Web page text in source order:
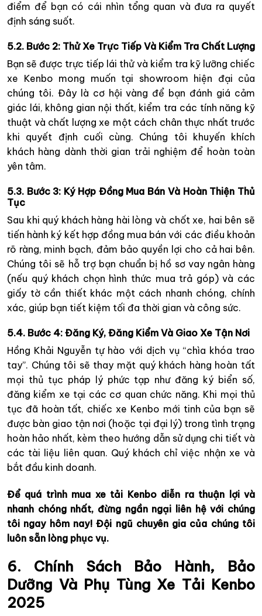
điểm để bạn có cái nhìn tổng quan và đưa ra quyết
định sáng suốt.
5.2. Bước 2: Thử Xe Trực Tiếp Và Kiểm Tra Chất Lượng
Bạn sẽ được trực tiếp lái thử và kiểm tra kỹ lưỡng chiếc
xe Kenbo mong muốn tại showroom hiện đại của
chúng tôi. Đây là cơ hội vàng để bạn đánh giá cảm
giác lái, không gian nội thất, kiểm tra các tính năng kỹ
thuật và chất lượng xe một cách chân thực nhất trước
khi quyết định cuối cùng. Chúng tôi khuyến khích
khách hàng dành thời gian trải nghiệm để hoàn toàn
yên tâm.
5.3. Bước 3: Ký Hợp Đồng Mua Bán Và Hoàn Thiện Thủ
Tục
Sau khi quý khách hàng hài lòng và chốt xe, hai bên sẽ
tiến hành ký kết hợp đồng mua bán với các điều khoản
rõ ràng, minh bạch, đảm bảo quyền lợi cho cả hai bên.
Chúng tôi sẽ hỗ trợ bạn chuẩn bị hồ sơ vay ngân hàng
(nếu quý khách chọn hình thức mua trả góp) và các
giấy tờ cần thiết khác một cách nhanh chóng, chính
xác, giúp bạn tiết kiệm tối đa thời gian và công sức.
5.4. Bước 4: Đăng Ký, Đăng Kiểm Và Giao Xe Tận Nơi
Hồng Khải Nguyễn tự hào với dịch vụ “chìa khóa trao
tay”. Chúng tôi sẽ thay mặt quý khách hàng hoàn tất
mọi thủ tục pháp lý phức tạp như đăng ký biển số,
đăng kiểm xe tại các cơ quan chức năng. Khi mọi thủ
tục đã hoàn tất, chiếc xe Kenbo mới tinh của bạn sẽ
được bàn giao tận nơi (hoặc tại đại lý) trong tình trạng
hoàn hảo nhất, kèm theo hướng dẫn sử dụng chi tiết và
các tài liệu liên quan. Quý khách chỉ việc nhận xe và
bắt đầu kinh doanh.
Để quá trình mua xe tải Kenbo diễn ra thuận lợi và
nhanh chóng nhất, đừng ngần ngại liên hệ với chúng
tôi ngay hôm nay! Đội ngũ chuyên gia của chúng tôi
luôn sẵn lòng phục vụ.
6. Chính Sách Bảo Hành, Bảo
Dưỡng Và Phụ Tùng Xe Tải Kenbo
2025